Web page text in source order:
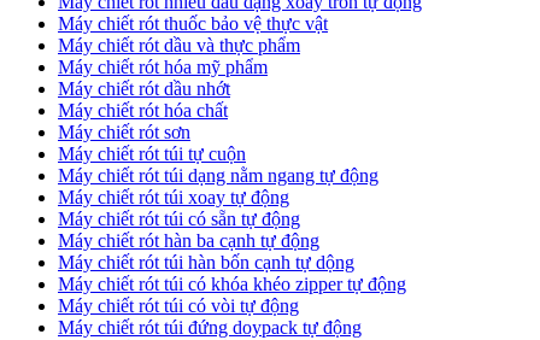
Máy chiết rót thuốc bảo vệ thực vật
Máy chiết rót dầu và thực phẩm
Máy chiết rót hóa mỹ phẩm
Máy chiết rót dầu nhớt
Máy chiết rót hóa chất
Máy chiết rót sơn
Máy chiết rót túi tự cuộn
Máy chiết rót túi dạng nằm ngang tự động
Máy chiết rót túi xoay tự động
Máy chiết rót túi có sẵn tự động
Máy chiết rót hàn ba cạnh tự động
Máy chiết rót túi hàn bốn cạnh tự dộng
Máy chiết rót túi có khóa khéo zipper tự động
Máy chiết rót túi có vòi tự động
Máy chiết rót túi đứng doypack tự động